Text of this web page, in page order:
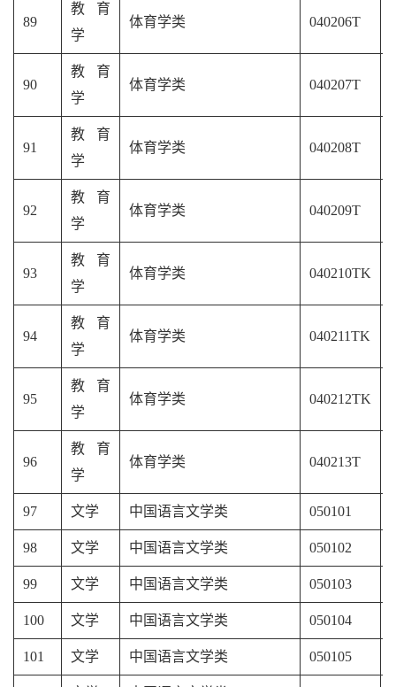
89
教育
学
体育学类 040206T
90
教育
学
体育学类 040207T
91
教育
学
体育学类 040208T
92
教育
学
体育学类 040209T
93
教育
学
体育学类 040210TK
94
教育
学
体育学类 040211TK
95
教育
学
体育学类 040212TK
96
教育
学
体育学类 040213T
97 文学 中国语言文学类 050101
98 文学 中国语言文学类 050102
99 文学 中国语言文学类 050103
100 文学 中国语言文学类 050104
101 文学 中国语言文学类 050105